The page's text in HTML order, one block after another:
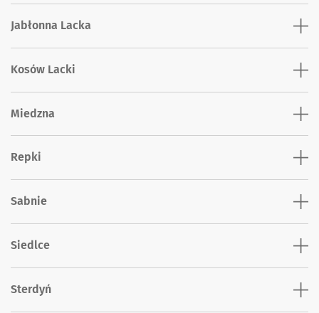
Jabłonna Lacka
Kosów Lacki
Miedzna
Repki
Sabnie
Siedlce
Sterdyń